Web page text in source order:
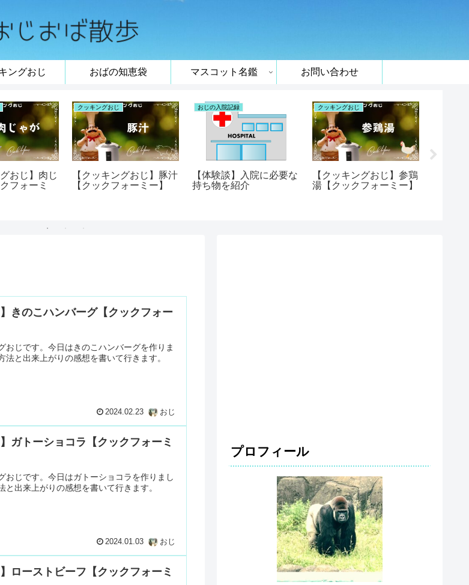
ングおじ おばの知恵袋 マスコット名鑑 お問い合わせ
おじ】肉じ
フォーミ
クッキングおじ
【クッキングおじ】豚汁
【クックフォーミー】
おじの入院記録
【体験談】入院に必要な
持ち物を紹介
クッキングおじ
【クッキングおじ】参鶏
湯【クックフォーミー】
】きのこハンバーグ【クックフォー
おじです。今日はきのこハンバーグを作りま
法と出来上がりの感想を書いて行きます。
2024.02.23 おじ
ガトーショコラ【クックフォーミ
おじです。今日はガトーショコラを作りまし
と出来上がりの感想を書いて行きます。
2024.01.03 おじ
ローストビーフ【クックフォーミ
プロフィール